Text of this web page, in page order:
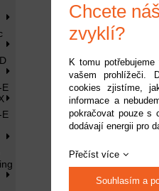
E
E
Chcete
zvyklí?
K tomu
vašem prohlížeči.
cookies zjistíme,
informace a
pokračovat pouze s
dodávají energii pro
Přečíst více
Souhlasím a